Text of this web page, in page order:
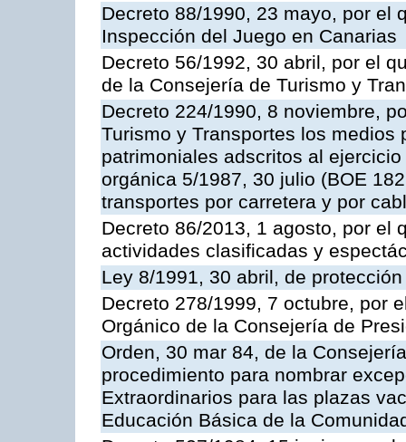
Decreto 88/1990, 23 mayo, por el
Inspección del Juego en Canarias
Decreto 56/1992, 30 abril, por el
de la Consejería de Turismo y
Decreto 224/1990, 8 noviembre,
Turismo y Transportes los
patrimoniales adscritos al
orgánica 5/1987, 30 julio (BOE
transportes por carretera y por
Decreto 86/2013, 1 agosto, por el
actividades clasificadas y
Ley 8/1991, 30 abril, de
Decreto 278/1999, 7 octubre, por
Orgánico de la Consejería de
Orden, 30 mar 84, de la
procedimiento para nombrar
Extraordinarios para las plazas
Educación Básica de la